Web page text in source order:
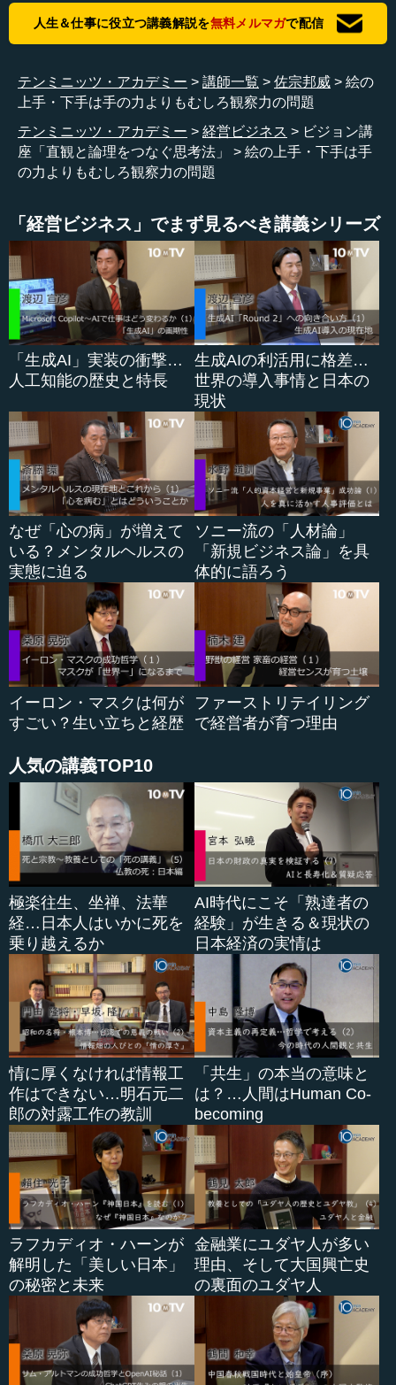
脳で詳細まで細かく見ていくという、モノの見方をする
と、実は絵が描けるようになりますし、ビジョンの解像度
ら全体を見る、鳥瞰するという、鳥の目のようなものです
が、右脳、すなわちイメージ脳は、虫の目のようなもの
いう特徴になります。
このイメージ脳で観るための方法としては、スライドの
状態で、その線を真似るなどがあります。
また、スライドのような絵があったときに、花の形を描
くような絵の描き方もあるのですけれども、外側を黒く鉛
筆で全部塗って、外側の部分を消していく、これをネガス
ペースと言いますが、ここで結果的に残ったものが自分が
描きたかったものである、こういう思考法も、実はイメー
ジ脳の思考法です。
...
人生＆仕事に役立つ講義解説を無料メルマガで配信
テンミニッツ・アカデミー 講師一覧 佐宗邦威
絵の
上手・下手は手の力よりもむしろ観察力の問題
テンミニッツ・アカデミー
経営ビジネス
ビジョン講
座「直観と論理をつなぐ思考法」
絵の上手・下手は手
の力よりもむしろ観察力の問題
「経営ビジネス」でまず見るべき講義シリーズ
「生成AI」実装の衝撃…
人工知能の歴史と特長
生成AIの利活用に格差…
世界の導入事情と日本の
現状
なぜ「心の病」が増えて
いる？メンタルヘルスの
実態に迫る
ソニー流の「人材論」
「新規ビジネス論」を具
体的に語ろう
イーロン・マスクは何が
すごい？生い立ちと経歴
ファーストリテイリング
で経営者が育つ理由
人気の講義TOP10
極楽往生、坐禅、法華
経…日本人はいかに死を
乗り越えるか
AI時代にこそ「熟達者の
経験」が生きる＆現状の
日本経済の実情は
情に厚くなければ情報工
作はできない…明石元二
郎の対露工作の教訓
「共生」の本当の意味と
は？…人間はHuman Co-
becoming
ラフカディオ・ハーンが
解明した「美しい日本」
の秘密と未来
金融業にユダヤ人が多い
理由、そして大国興亡史
の裏面のユダヤ人